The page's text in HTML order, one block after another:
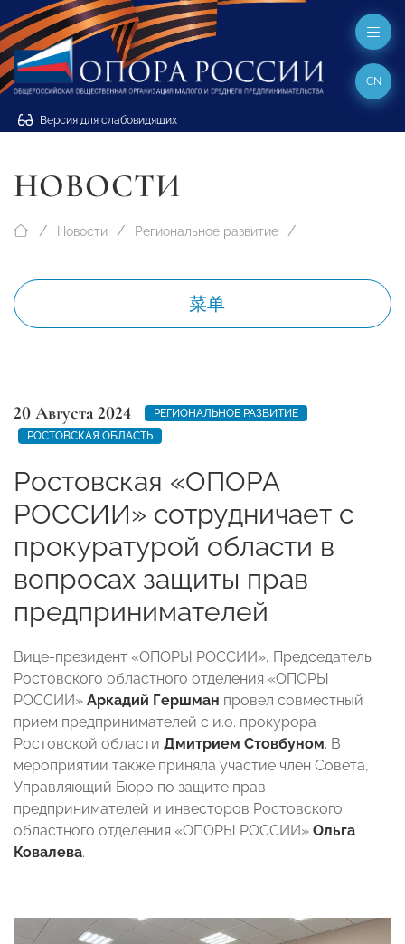
Версия для слабовидящих
CN
НОВОСТИ
Новости Региональное развитие
菜单
20 Августа 2024
РЕГИОНАЛЬНОЕ РАЗВИТИЕ
РОСТОВСКАЯ ОБЛАСТЬ
Ростовская «ОПОРА
РОССИИ» сотрудничает с
прокуратурой области в
вопросах защиты прав
предпринимателей
Вице-президент «ОПОРЫ РОССИИ», Председатель
Ростовского областного отделения «ОПОРЫ
РОССИИ» Аркадий Гершман провел совместный
прием предпринимателей с и.о. прокурора
Ростовской области Дмитрием Стовбуном. В
мероприятии также приняла участие член Совета,
Управляющий Бюро по защите прав
предпринимателей и инвесторов Ростовского
областного отделения «ОПОРЫ РОССИИ» Ольга
Ковалева.